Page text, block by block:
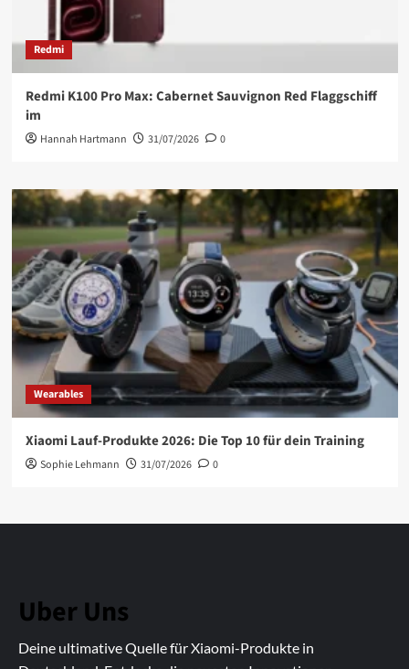
Redmi
Redmi K100 Pro Max: Cabernet Sauvignon Red Flaggschiff
im
Hannah Hartmann 31/07/2026 0
Wearables
Xiaomi Lauf-Produkte 2026: Die Top 10 für dein Training
Sophie Lehmann 31/07/2026 0
Uber Uns
Deine ultimative Quelle für Xiaomi-Produkte in